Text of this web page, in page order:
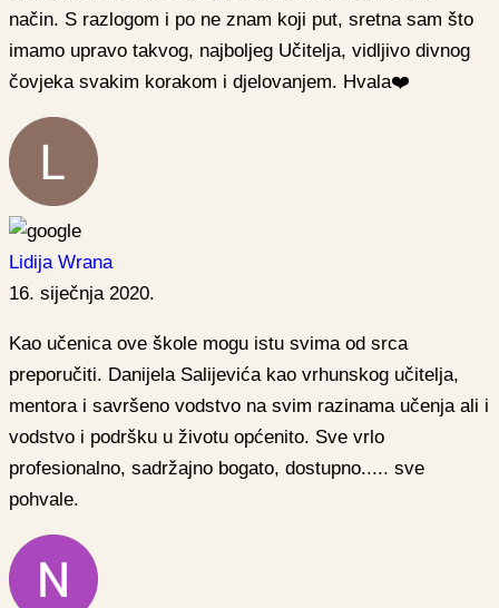
način. S razlogom i po ne znam koji put, sretna sam što
imamo upravo takvog, najboljeg Učitelja, vidljivo divnog
čovjeka svakim korakom i djelovanjem. Hvala❤️
Lidija Wrana
16. siječnja 2020.
Kao učenica ove škole mogu istu svima od srca
preporučiti. Danijela Salijevića kao vrhunskog učitelja,
mentora i savršeno vodstvo na svim razinama učenja ali i
vodstvo i podršku u životu općenito. Sve vrlo
profesionalno, sadržajno bogato, dostupno..... sve
pohvale.